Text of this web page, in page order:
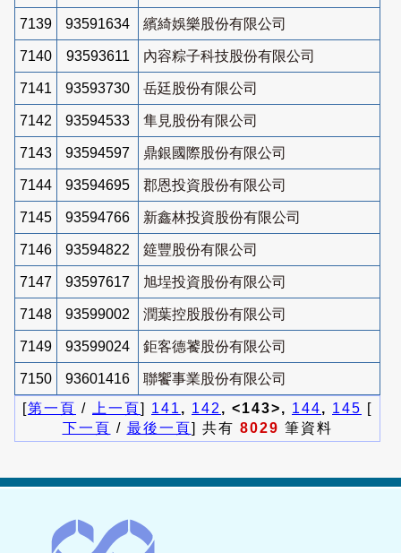
7139 93591634 繽綺娛樂股份有限公司
7140 93593611 內容粽子科技股份有限公司
7141 93593730 岳廷股份有限公司
7142 93594533 隼見股份有限公司
7143 93594597 鼎銀國際股份有限公司
7144 93594695 郡恩投資股份有限公司
7145 93594766 新鑫林投資股份有限公司
7146 93594822 筵豐股份有限公司
7147 93597617 旭埕投資股份有限公司
7148 93599002 潤葉控股股份有限公司
7149 93599024 鉅客德饕股份有限公司
7150 93601416
聯饗事業股份有限公司
[第一頁 / 上一頁] 141 , 142 , <143>, 144, 145 [
下一頁 / 最後一頁] 共有 8029 筆資料